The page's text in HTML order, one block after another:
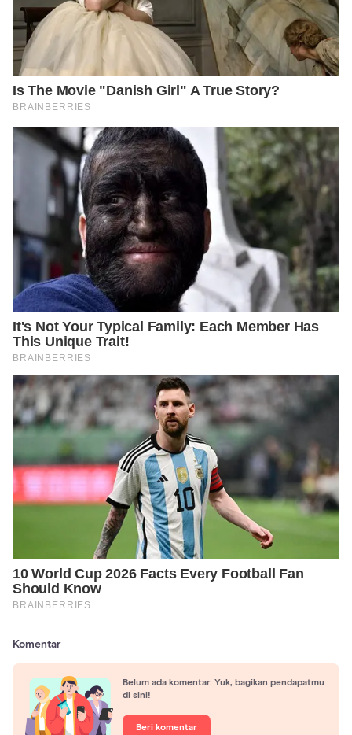
Komentar
Belum ada komentar. Yuk, bagikan pendapatmu
di sini!
Beri komentar